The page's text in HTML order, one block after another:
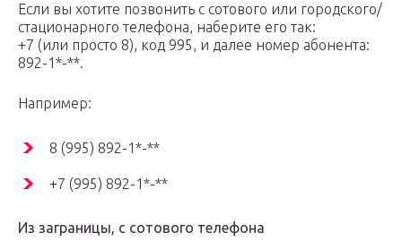
Если вы хотите позвонить с сотового или городского/
стационарного телефона, наберите его так:
+7 (или просто 8), код 995, и далее номер абонента:
892-1*-**.
Например:
8 (995) 892-1*-**
+7 (995) 892-1*-**
Из заграницы, с сотового телефона